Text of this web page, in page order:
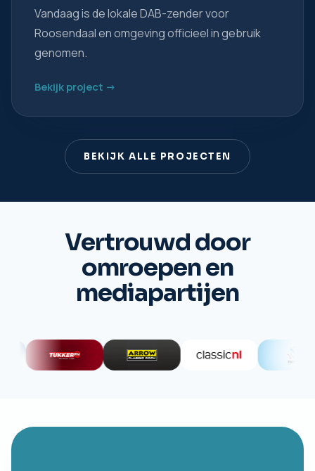
Vandaag is de lokale DAB-zender voor
Roosendaal en omgeving officieel in gebruik
genomen.
Bekijk project ->
BEKIJK ALLE PROJECTEN
Vertrouwd door
omroepen en
mediapartijen